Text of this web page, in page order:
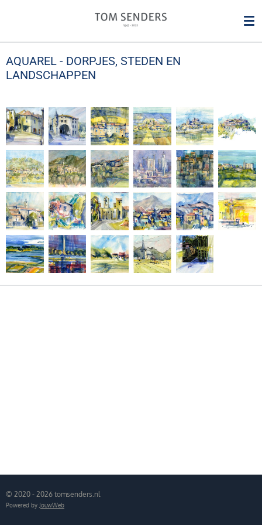
naar
hoofdinhoud
AQUAREL - DORPJES, STEDEN EN
LANDSCHAPPEN
© 2020 - 2026 tomsenders.nl
Powered by JouwWeb